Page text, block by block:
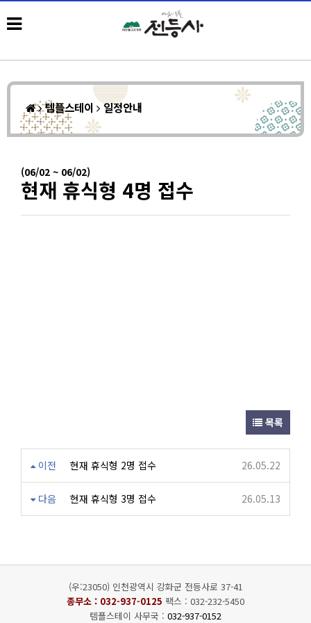
템플스테이 일정안내
(06/02 ~ 06/02)
현재 휴식형 4명 접수
목록
이전 현재 휴식형 2명 접수 26.05.22
다음 현재 휴식형 3명 접수 26.05.13
(우:23050) 인천광역시 강화군 전등사로 37-41
종무소 : 032-937-0125 팩스 : 032-232-5450
템플스테이 사무국 : 032-937-0152